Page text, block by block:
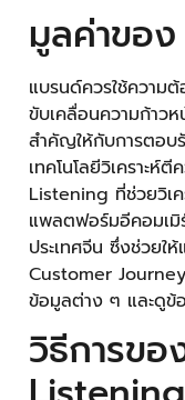
มูลค่าขอ
แบรนด์ควรใช้ความ
ขับเคลื่อนความก้าวห
สำคัญให้กับการตอบ
เทคโนโลยีวิเคราะ
Listening ที่ช่วยวิเค
แพลตฟอร์มอีคอมเมิ
ประเทศจีน ซึ่งช่วยใ
Customer
ข้อมูลต่าง ๆ และดูข้
วิธีการข